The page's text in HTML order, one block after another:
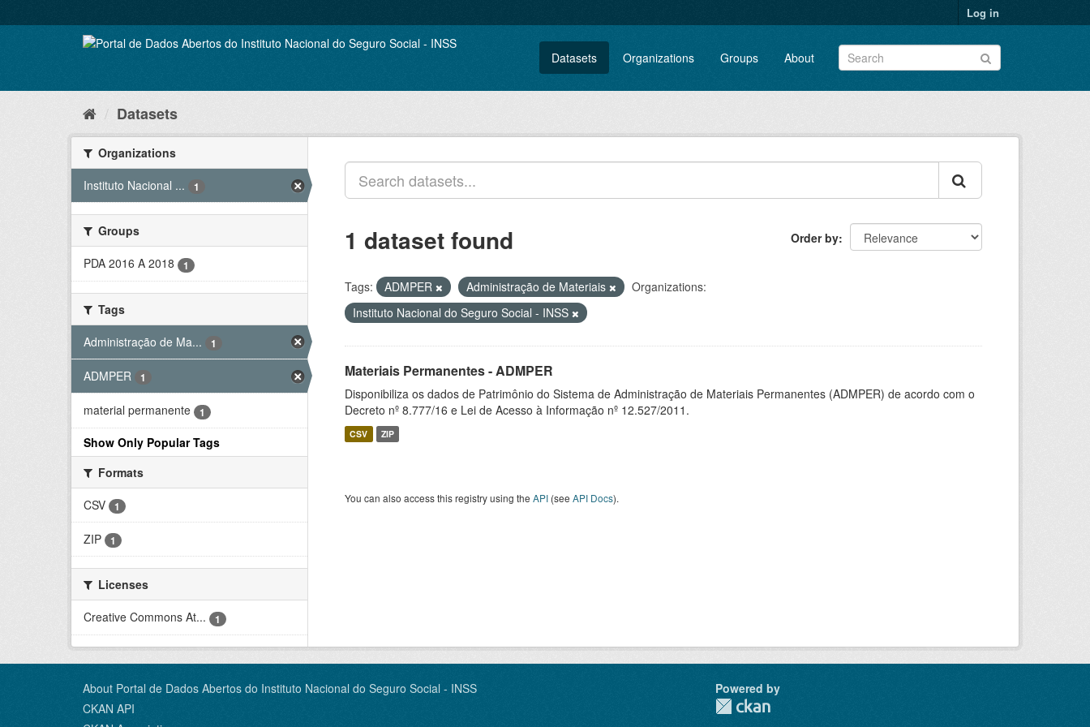
to
Log in
Datasets Organizations Groups About
Datasets
Organizations
Instituto Nacional ...
1
Groups
PDA 2016 A 2018
1
Tags
Administração de Ma...
1
ADMPER 1
material permanente 1
Show Only Popular Tags
Formats
CSV
1
ZIP 1
Licenses
Creative Commons At...
1
Order by
1 dataset found
Tags: ADMPER Administração de Materiais
Organizations:
Instituto Nacional do Seguro Social - INSS
Materiais Permanentes - ADMPER
Disponibiliza os dados de Patrimônio do Sistema de Administração de Materiais Permanentes (ADMPER) de acordo com o
Decreto nº 8.777/16 e Lei de Acesso à Informação nº 12.527/2011.
CSV ZIP
You can also access this registry using the API (see API Docs).
About Portal de Dados Abertos do Instituto Nacional do Seguro Social - INSS
CKAN API
Powered by